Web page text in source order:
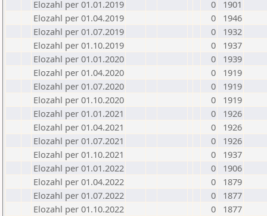
Elozahl per 01.01.2019
0
1901
Elozahl per 01.04.2019
0
1946
Elozahl per 01.07.2019
0
1932
Elozahl per 01.10.2019
0
1937
Elozahl per 01.01.2020
0
1939
Elozahl per 01.04.2020
0
1919
Elozahl per 01.07.2020
0
1919
Elozahl per 01.10.2020
0
1919
Elozahl per 01.01.2021
0
1926
Elozahl per 01.04.2021
0
1926
Elozahl per 01.07.2021
0
1926
Elozahl per 01.10.2021
0
1937
Elozahl per 01.01.2022
0
1906
Elozahl per 01.04.2022
0
1879
Elozahl per 01.07.2022
0
1877
Elozahl per 01.10.2022
0
1877